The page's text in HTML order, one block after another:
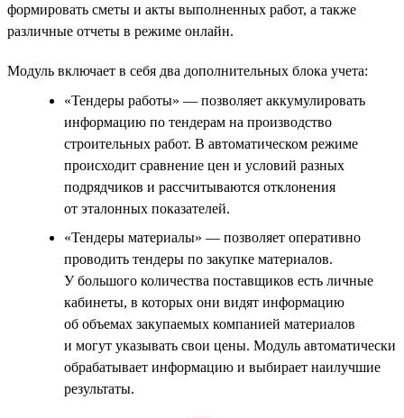
формировать сметы и акты выполненных работ, а также
различные отчеты в режиме онлайн.
Модуль включает в себя два дополнительных блока учета:
«Тендеры работы» — позволяет аккумулировать
информацию по тендерам на производство
строительных работ. В автоматическом режиме
происходит сравнение цен и условий разных
подрядчиков и рассчитываются отклонения
от эталонных показателей.
«Тендеры материалы» — позволяет оперативно
проводить тендеры по закупке материалов.
У большого количества поставщиков есть личные
кабинеты, в которых они видят информацию
об объемах закупаемых компанией материалов
и могут указывать свои цены. Модуль автоматически
обрабатывает информацию и выбирает наилучшие
результаты.